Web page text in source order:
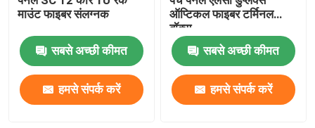
माउंट फाइबर संलग्नक
सबसे अच्छी कीमत
हमसे संपर्क करें
ऑप्टिकल फाइबर टर्मिनल
बॉक्स
सबसे अच्छी कीमत
हमसे संपर्क करें